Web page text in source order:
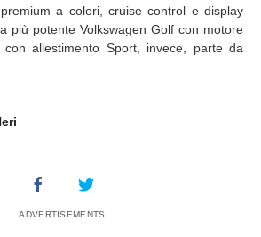
a colori, cruise control e display
più potente Volkswagen Golf con motore
allestimento Sport, invece, parte da